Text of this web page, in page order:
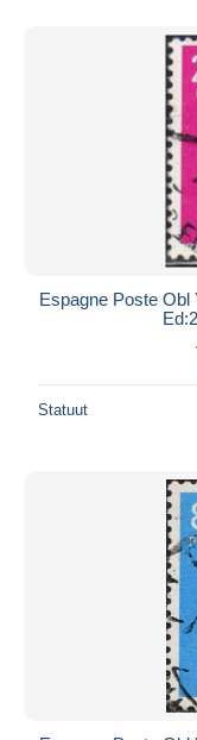
Espagne Poste Obl
Statuut